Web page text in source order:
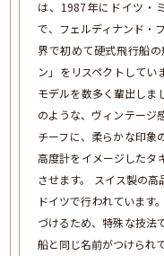
は、1987年にドイツ・
で、フェルディナンド・
界で初めて硬式飛行船
ン」をリスペクトしてい
モデルを数多く輩出しま
のような、ヴィンテージ
チーフに、柔らかな印象
高度計をイメージしたタ
させます。 スイス製の
ドイツで行われています
づけるため、特殊な技法
船と同じ名前がつけられ